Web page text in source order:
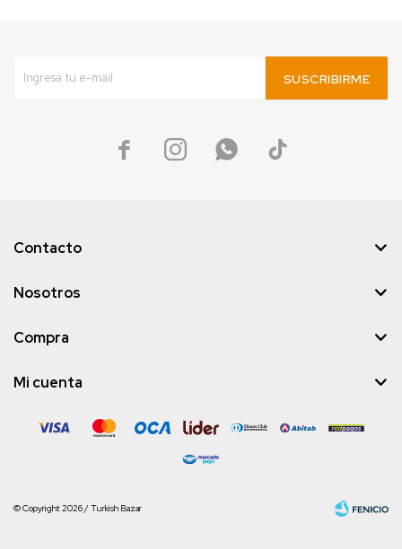
SUSCRIBIRME
   
Contacto
Nosotros
Compra
Mi cuenta
© Copyright 2026 / Turkish Bazar